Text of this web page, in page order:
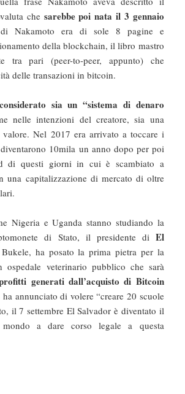
che sarebbe poi nata il 3 gennaio
Nakamoto era di sole 8 pagine e
della blockchain, il libro mastro
tra pari (peer-to-peer, appunto) che
delle transazioni in bitcoin.
sia un “sistema di denaro
nelle intenzioni del creatore, sia una
Nel 2017 era arrivato a toccare i
10mila un anno dopo per poi
di questi giorni in cui è scambiato a
una capitalizzazione di mercato di oltre
Nigeria e Uganda stanno studiando la
di Stato, il presidente di El
ha posato la prima pietra per la
ospedale veterinario pubblico che sarà
generati dall’acquisto di Bitcoin
annunciato di volere “creare 20 scuole
il 7 settembre El Salvador è diventato il
a dare corso legale a questa